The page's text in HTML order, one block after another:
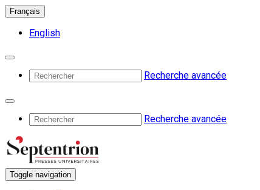
Français
English
Recherche avancée
Recherche avancée
Toggle navigation